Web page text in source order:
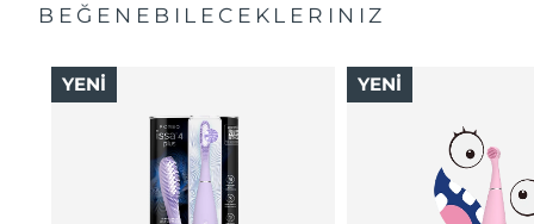
BEĞENEBILECEKLERINIZ
YENİ YENİ